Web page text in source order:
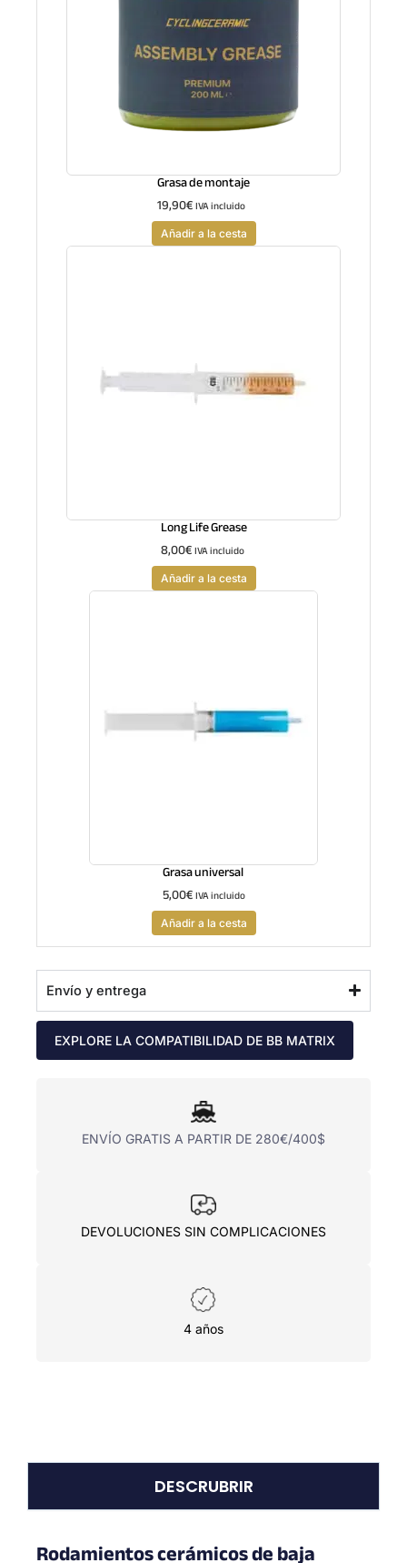
Grasa de montaje
19,90€IVA incluido
Añadir a la cesta
Long Life Grease
8,00€IVA incluido
Añadir a la cesta
Grasa universal
5,00€IVA incluido
Añadir a la cesta
Envío y entrega
EXPLORE LA COMPATIBILIDAD DE BB MATRIX
ENVÍO GRATIS A PARTIR DE 280€/400$
DEVOLUCIONES SIN COMPLICACIONES
4 años
DESCRUBRIR
Rodamientos cerámicos de baja